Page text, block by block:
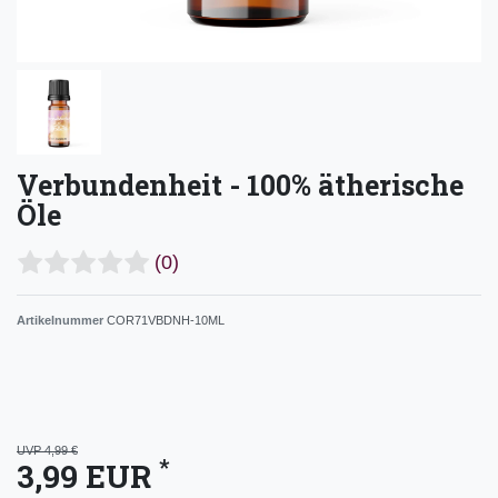
Verbundenheit - 100% ätherische
Öle
(0)
Artikelnummer COR71VBDNH-10ML
UVP 4,99 €
3,99 EUR *